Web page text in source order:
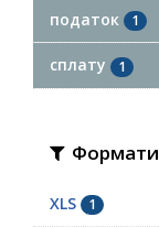
податок 1
сплату 1
Формати
XLS 1